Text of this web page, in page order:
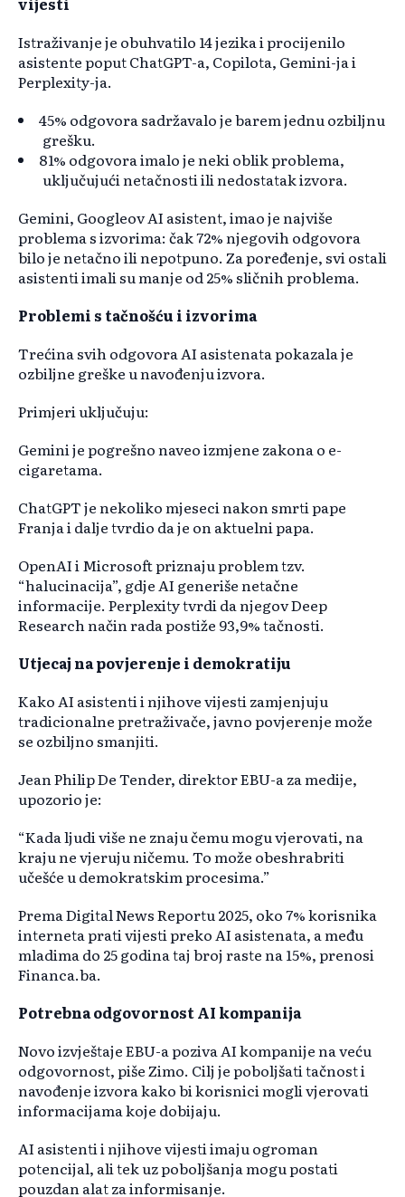
Istraživanje je obuhvatilo 14 jezika i procijenilo
asistente poput ChatGPT-a, Copilota, Gemini-ja i
Perplexity-ja.
45% odgovora sadržavalo je barem jednu ozbiljnu
grešku.
81% odgovora imalo je neki oblik problema,
uključujući netačnosti ili nedostatak izvora.
Gemini, Googleov AI asistent, imao je najviše
problema s izvorima: čak 72% njegovih odgovora
bilo je netačno ili nepotpuno. Za poređenje, svi ostali
asistenti imali su manje od 25% sličnih problema.
Problemi s tačnošću i izvorima
Trećina svih odgovora AI asistenata pokazala je
ozbiljne greške u navođenju izvora.
Primjeri uključuju:
Gemini je pogrešno naveo izmjene zakona o e-
cigaretama.
ChatGPT je nekoliko mjeseci nakon smrti pape
Franja i dalje tvrdio da je on aktuelni papa.
OpenAI i Microsoft priznaju problem tzv.
“halucinacija”, gdje AI generiše netačne
informacije. Perplexity tvrdi da njegov Deep
Research način rada postiže 93,9% tačnosti.
Utjecaj na povjerenje i demokratiju
Kako AI asistenti i njihove vijesti zamjenjuju
tradicionalne pretraživače, javno povjerenje može
se ozbiljno smanjiti.
Jean Philip De Tender, direktor EBU-a za medije,
upozorio je:
“Kada ljudi više ne znaju čemu mogu vjerovati, na
kraju ne vjeruju ničemu. To može obeshrabriti
učešće u demokratskim procesima.”
Prema Digital News Reportu 2025, oko 7% korisnika
interneta prati vijesti preko AI asistenata, a među
mladima do 25 godina taj broj raste na 15%, prenosi
Financa.ba.
Potrebna odgovornost AI kompanija
Novo izvještaje EBU-a poziva AI kompanije na veću
odgovornost, piše Zimo. Cilj je poboljšati tačnost i
navođenje izvora kako bi korisnici mogli vjerovati
informacijama koje dobijaju.
AI asistenti i njihove vijesti imaju ogroman
potencijal, ali tek uz poboljšanja mogu postati
pouzdan alat za informisanje.